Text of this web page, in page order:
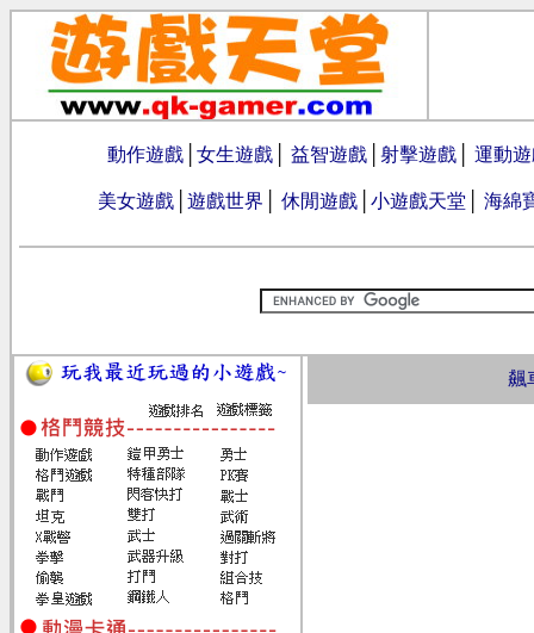
動作遊戲 女生遊戲 益智遊戲 射擊遊戲 運動
美女遊戲 遊戲世界 休閒遊戲 小遊戲天堂 海綿
飆